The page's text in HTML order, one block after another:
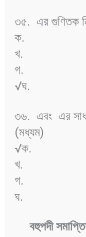
৩৫. এর গুণিতক
ক.
খ.
গ.
√ঘ.
৩৬. এবং এর
(মধ্যম)
√ক.
খ.
গ.
ঘ.
বহুপদী